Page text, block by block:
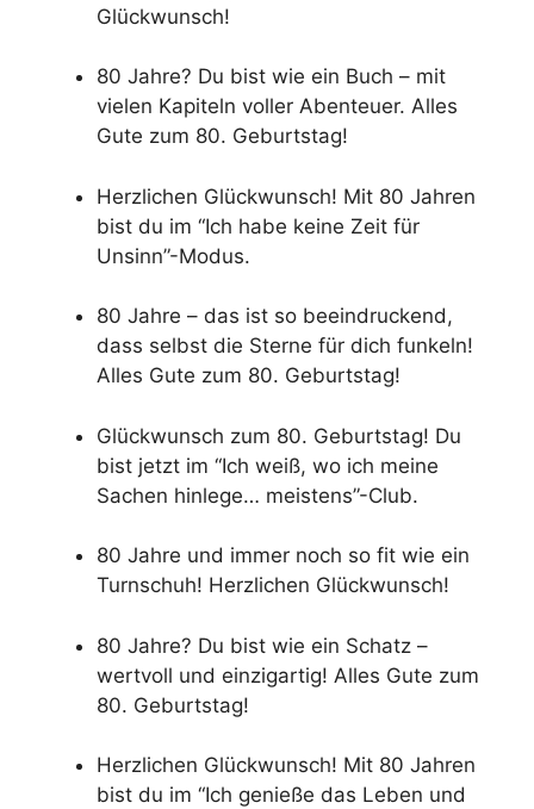
Glückwunsch!
80 Jahre? Du bist wie ein Buch – mit
vielen Kapiteln voller Abenteuer. Alles
Gute zum 80. Geburtstag!
Herzlichen Glückwunsch! Mit 80 Jahren
bist du im “Ich habe keine Zeit für
Unsinn”-Modus.
80 Jahre – das ist so beeindruckend,
dass selbst die Sterne für dich funkeln!
Alles Gute zum 80. Geburtstag!
Glückwunsch zum 80. Geburtstag! Du
bist jetzt im “Ich weiß, wo ich meine
Sachen hinlege… meistens”-Club.
80 Jahre und immer noch so fit wie ein
Turnschuh! Herzlichen Glückwunsch!
80 Jahre? Du bist wie ein Schatz –
wertvoll und einzigartig! Alles Gute zum
80. Geburtstag!
Herzlichen Glückwunsch! Mit 80 Jahren
bist du im “Ich genieße das Leben und